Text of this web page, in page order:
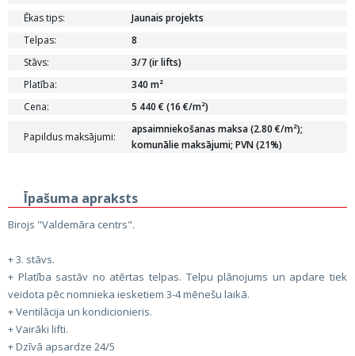
Ēkas tips:
Jaunais projekts
Telpas:
8
Stāvs:
3/7 (ir lifts)
Platība:
340 m²
Cena:
5 440 € (16 €/m²)
Papildus maksājumi:
apsaimniekošanas maksa (2.80 €/m²);
komunālie maksājumi; PVN (21%)
Īpašuma apraksts
Birojs "Valdemāra centrs".
+ 3. stāvs.
+ Platība sastāv no atērtas telpas. Telpu plānojums un apdare tiek
veidota pēc nomnieka iesketiem 3-4 mēnešu laikā.
+ Ventilācija un kondicionieris.
+ Vairāki lifti.
+ Dzīvā apsardze 24/5